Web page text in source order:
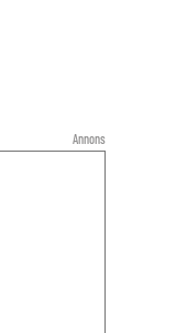
Annons